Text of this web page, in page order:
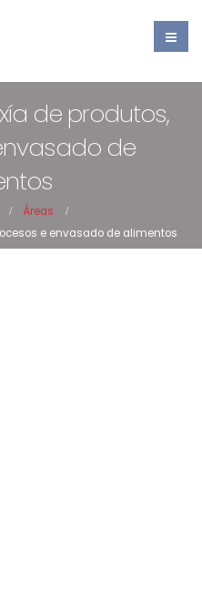
de produtos,
de
Áreas
e envasado de alimentos